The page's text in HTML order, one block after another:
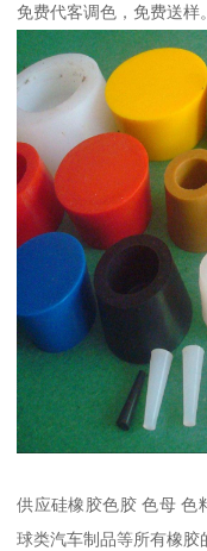
免费代客调色，免费送样
供应硅橡胶色胶 色母 色
球类汽车制品等所有橡胶